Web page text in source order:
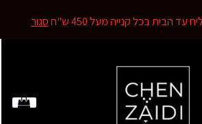
הבית בכל קנייה מעל 450 ש"ח סגור